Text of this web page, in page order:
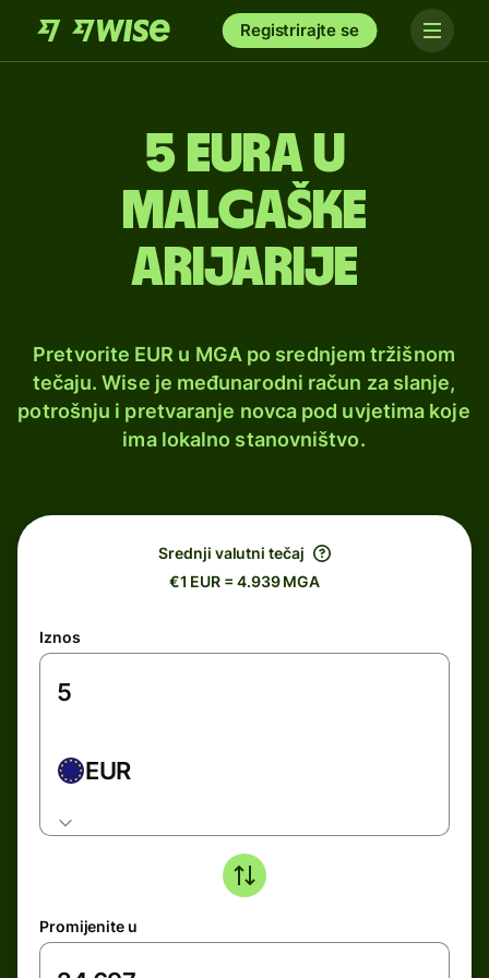
Registrirajte se
5 eura u
malgaške
arijarije
Pretvorite EUR u MGA po srednjem tržišnom
tečaju. Wise je međunarodni račun za slanje,
potrošnju i pretvaranje novca pod uvjetima koje
ima lokalno stanovništvo.
Srednji valutni tečaj
€1 EUR = 4.939 MGA
Iznos
EUR
Promijenite u